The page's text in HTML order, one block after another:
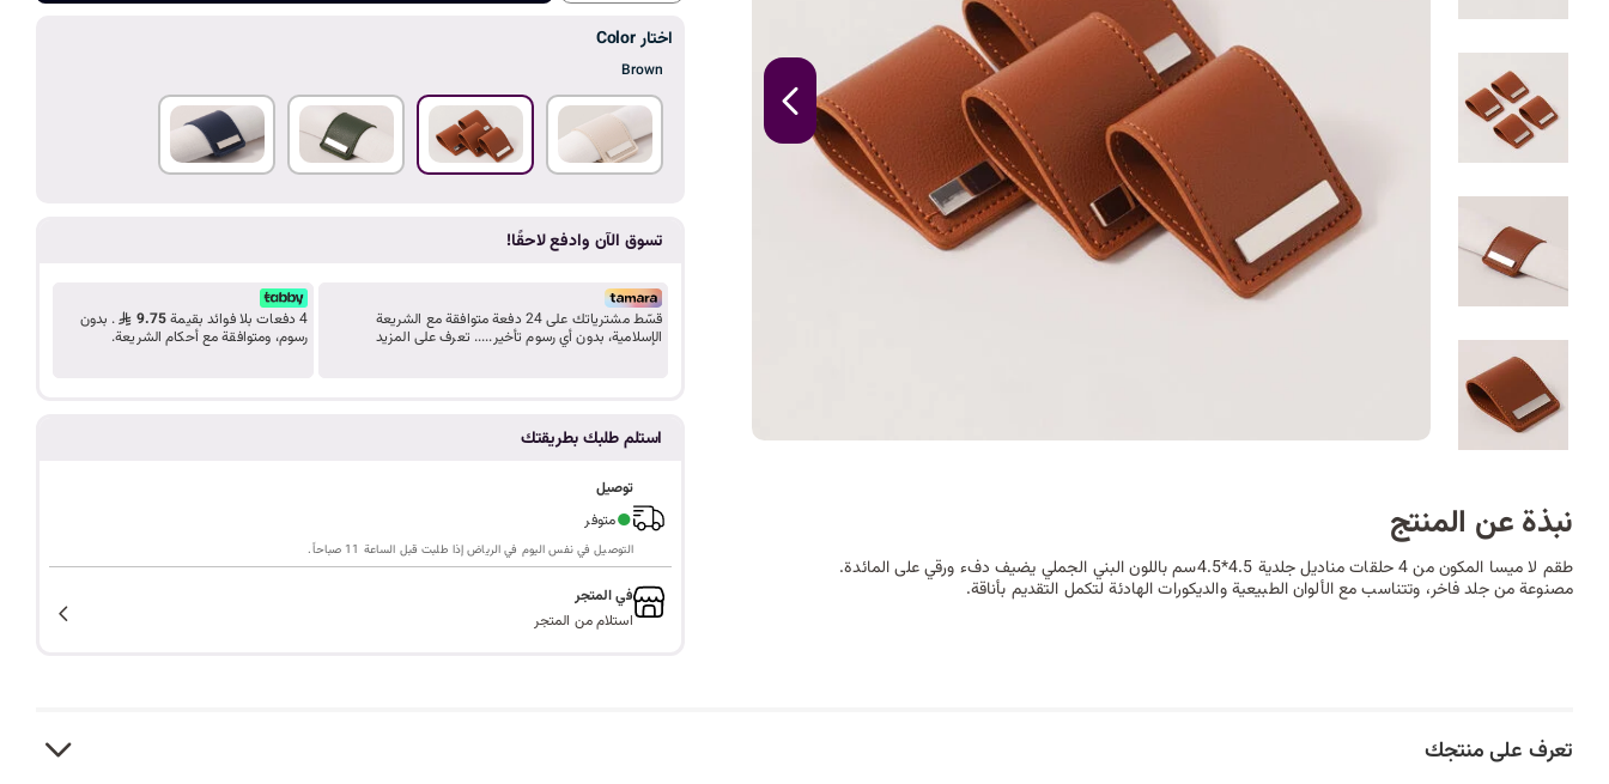
د
ك
ل
ا
ب
ي
ة
نبذة عن المنتج
طقم لا ميسا المكون من 4 حلقات مناديل جلدية 4.5*4.5سم باللون البني الجملي يضيف دفء ورقي على المائدة.
مصنوعة من جلد فاخر، وتتناسب مع الألوان الطبيعية والديكورات الهادئة لتكمل التقديم بأناقة.
اختار Color
Brown
تسوق الآن وادفع لاحقًا!
قسّط مشترياتك على 24 دفعة متوافقة مع الشريعة
الإسلامية، بدون أي رسوم تأخير..... تعرف على المزيد
4 دفعات بلا فوائد بقيمة 9.75
. بدون
رسوم، ومتوافقة مع أحكام الشريعة.
استلم طلبك بطريقتك
توصيل
●متوفر
التوصيل في نفس اليوم في الرياض إذا طلبت قبل الساعة 11 صباحاً.
في المتجر
استلام من المتجر
تعرف على منتجك